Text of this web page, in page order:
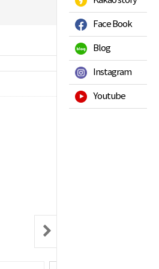
Face Book
Blog
Instagram
Youtube